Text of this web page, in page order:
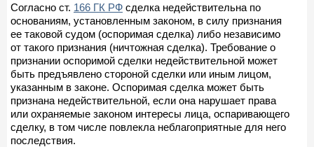
Согласно ст. 166 ГК РФ сделка недействительна по
основаниям, установленным законом, в силу признания
ее таковой судом (оспоримая сделка) либо независимо
от такого признания (ничтожная сделка). Требование о
признании оспоримой сделки недействительной может
быть предъявлено стороной сделки или иным лицом,
указанным в законе. Оспоримая сделка может быть
признана недействительной, если она нарушает права
или охраняемые законом интересы лица, оспаривающего
сделку, в том числе повлекла неблагоприятные для него
последствия.